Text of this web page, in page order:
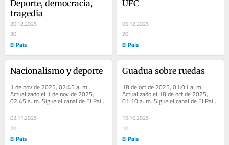
Deporte, democracia,
tragedia
20.12.2025
30
El País
UFC
06.12.2025
20
El País
Nacionalismo y deporte
1 de nov de 2025, 02:45 a. m.
Actualizado el 1 de nov de 2025,
02:45 a. m. Sigue el canal de El País
Cali en WhatsApp Lamentable Otro
tablero...
02.11.2025
20
El País
Guadua sobre ruedas
18 de oct de 2025, 01:01 a. m.
Actualizado el 18 de oct de 2025,
01:10 a. m. Sigue el canal de El País
Cali en WhatsApp El arte de no
gobernar La...
19.10.2025
10
El País